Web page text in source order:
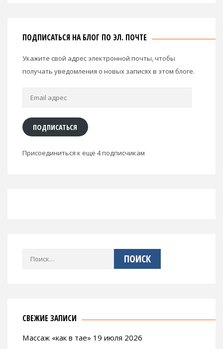
ПОДПИСАТЬСЯ НА БЛОГ ПО ЭЛ. ПОЧТЕ
Укажите свой адрес электронной почты, чтобы
получать уведомления о новых записях в этом блоге.
Email
ПОДПИСАТЬСЯ
Присоединиться к еще 4 подписчикам
Найти:
СВЕЖИЕ ЗАПИСИ
Массаж «как в тае» 19 июля 2026